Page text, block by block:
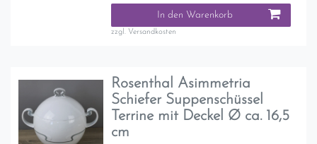
In den Warenkorb
zzgl. Versandkosten
Rosenthal Asimmetria
Schiefer Suppenschüssel
Terrine mit Deckel Ø ca. 16,5
cm